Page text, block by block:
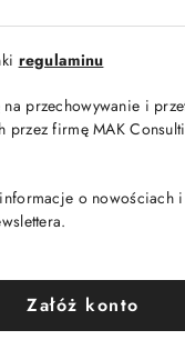
regulaminu
przechowywanie i
przez firmę MAK
o nowościach
Załóż konto